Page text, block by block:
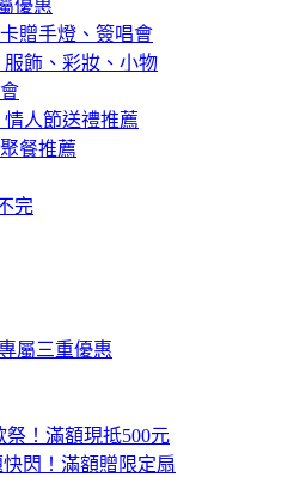
優惠
贈手燈、簽唱會
飾、彩妝、小物
人節送禮推薦
餐推薦
完
屬三重優惠
祭！滿額現抵500元
快閃！滿額贈限定扇